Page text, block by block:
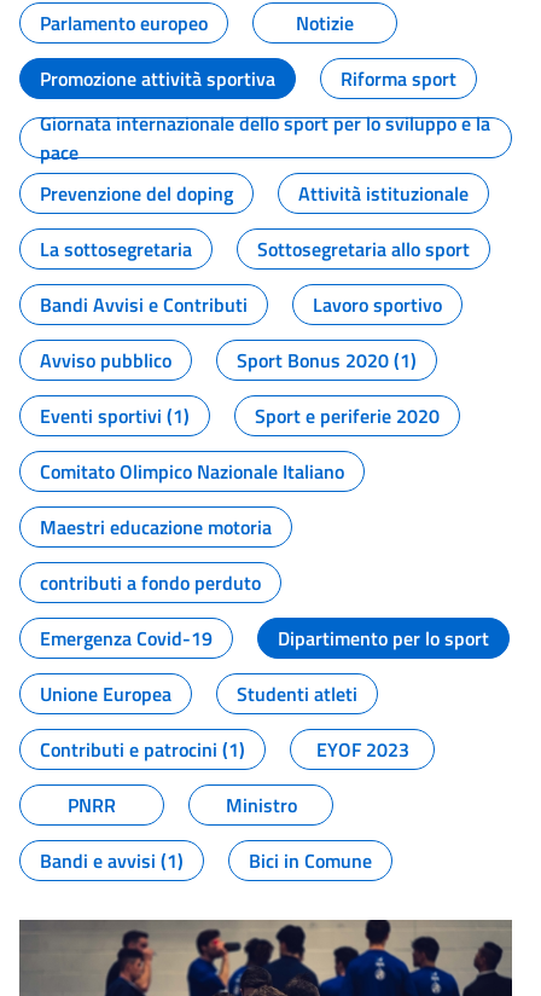
Parlamento europeo
Notizie
Promozione attività sportiva
Riforma sport
Giornata internazionale dello sport per lo sviluppo e la
pace
Prevenzione del doping
Attività istituzionale
La sottosegretaria
Sottosegretaria allo sport
Bandi Avvisi e Contributi
Lavoro sportivo
Avviso pubblico
Sport Bonus 2020 (1)
Eventi sportivi (1)
Sport e periferie 2020
Comitato Olimpico Nazionale Italiano
Maestri educazione motoria
contributi a fondo perduto
Emergenza Covid-19
Dipartimento per lo sport
Unione Europea
Studenti atleti
Contributi e patrocini (1)
EYOF 2023
PNRR
Ministro
Bandi e avvisi (1)
Bici in Comune